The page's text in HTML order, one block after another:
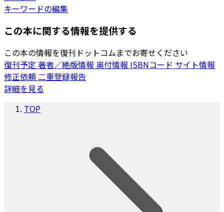
キーワードの編集
この本に関する情報を提供する
この本の情報を復刊ドットコムまでお寄せください
復刊予定 著者／絶版情報 奥付情報 ISBNコード サイト情報
修正依頼二重登録報告
詳細を見る
TOP